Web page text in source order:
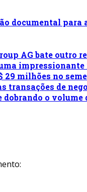
documental para
AG bate outro
impressionante
29 milhões no
transações de
dobrando o volume